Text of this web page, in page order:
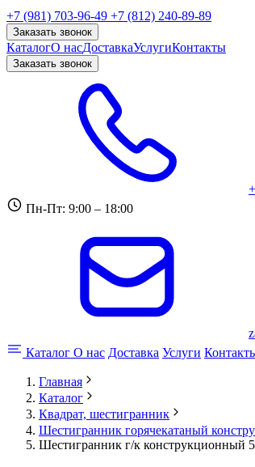
+7 (981) 703-96-49 +7 (812) 240-89-89
Заказать звонок
КаталогО насДоставкаУслугиКонтакты
Заказать звонок
Пн-Пт: 9:00 – 18:00
Каталог О нас Доставка Услуги
Главная
Каталог
Квадрат, шестигранник
Шестигранник горячекатаный
Шестигранник г/к конструкционный